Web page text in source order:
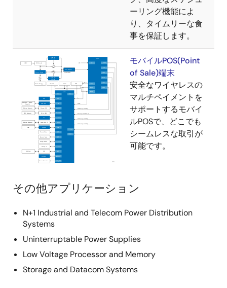
ーリング機能によ
り、タイムリーな食
事を保証します。
モバイルPOS(Point
of Sale)端末
安全なワイヤレスの
マルチペイメントを
サポートするモバイ
ルPOSで、どこでも
シームレスな取引が
可能です。
その他アプリケーション
N+1 Industrial and Telecom Power Distribution
Systems
Uninterruptable Power Supplies
Low Voltage Processor and Memory
Storage and Datacom Systems